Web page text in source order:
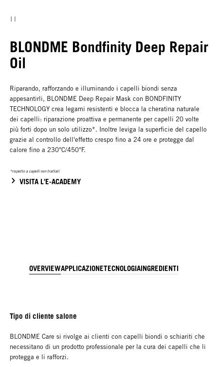
BLONDME Bondfinity Deep Repair
Oil
Riparando, rafforzando e illuminando i capelli biondi senza
appesantirli, BLONDME Deep Repair Mask con BONDFINITY
TECHNOLOGY crea legami resistenti e blocca la cheratina naturale
dei capelli: riparazione proattiva e permanente per capelli 20 volte
più forti dopo un solo utilizzo*. Inoltre leviga la superficie del capello
grazie al controllo dell'effetto crespo fino a 24 ore e protegge dal
calore fino a 230°C/450°F.
*rispetto a capelli non trattati
VISITA L'E-ACADEMY
OVERVIEWAPPLICAZIONETECNOLOGIAINGREDIENTI
Tipo di cliente salone
BLONDME Care si rivolge ai clienti con capelli biondi o schiariti che
necessitano di un prodotto professionale per la cura dei capelli che li
protegga e li rafforzi.